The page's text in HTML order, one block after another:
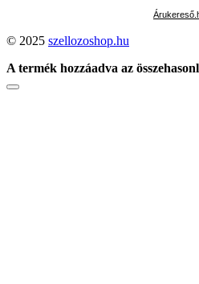
© 2025 szellozoshop.hu
A termék hozzáadva az